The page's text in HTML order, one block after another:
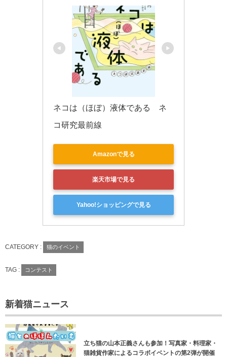
ネコは（ほぼ）液体である　ネ
コ研究最前線
Amazonで見る
楽天市場で見る
Yahoo!ショッピングで見る
CATEGORY : 猫のイベント
TAG : コンテスト
新着猫ニュース
立ち猫の山本正義さんも参加！写真家・料理家・
猫雑貨作家によるコラボイベントの第2弾が開催